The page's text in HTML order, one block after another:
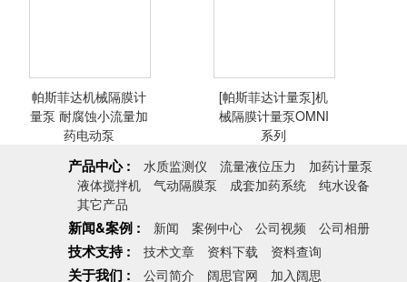
<查看详情> <查看详情>
帕斯菲达机械隔膜计
量泵 耐腐蚀小流量加
药电动泵
[帕斯菲达计量泵]
OMNI系列
[帕斯菲达计量泵]机
械隔膜计量泵OMNI
系列
产品中心 : 水质监测仪 流量液位压力
加药计量泵
液体搅拌机
气动隔膜泵 成套加药系统
纯水设备
其它产品
新闻&案例 : 新闻 案例中心 公司视频 公司相册
技术支持 : 技术文章 资料下载 资料查询
关于我们 : 公司简介 阔思官网 加入阔思